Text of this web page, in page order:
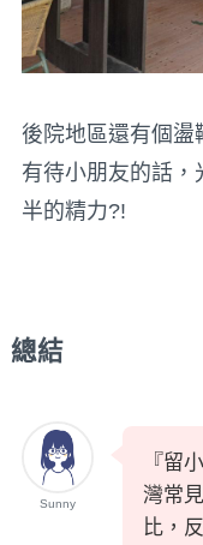
後院地區還有個盪
有待小朋友的話
半的精力?!
總結
Sunny
『留
灣常
比，